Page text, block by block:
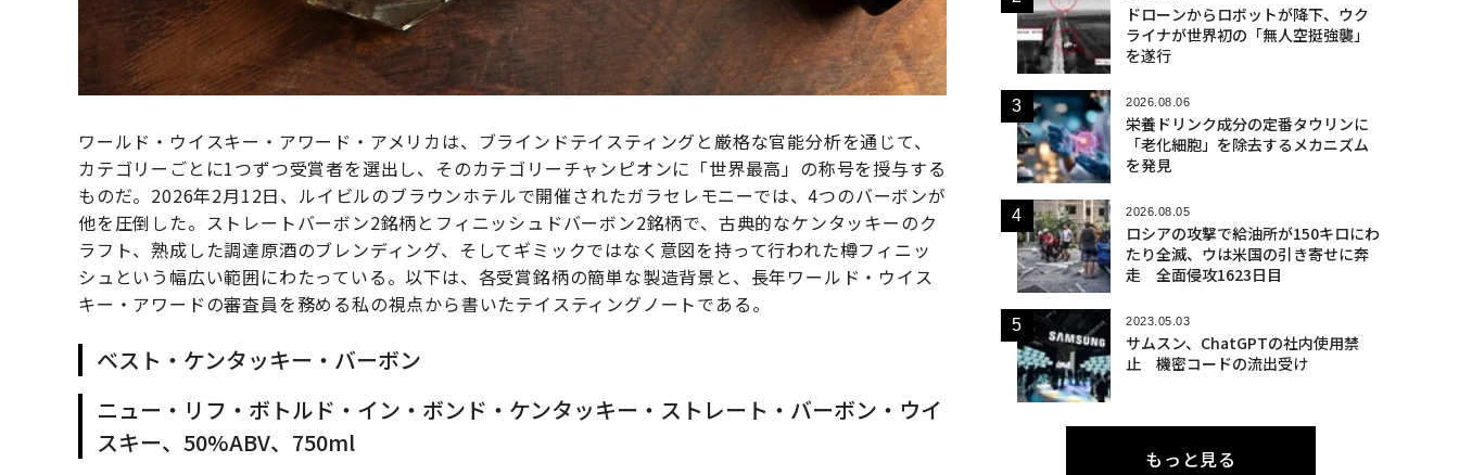
ワールド・ウイスキー・アワード・アメリカは、ブラインドテイスティングと厳格な官能分析を通じて、
カテゴリーごとに1つずつ受賞者を選出し、そのカテゴリーチャンピオンに「世界最高」の称号を授与する
ものだ。2026年2月12日、ルイビルのブラウンホテルで開催されたガラセレモニーでは、4つのバーボンが
他を圧倒した。ストレートバーボン2銘柄とフィニッシュドバーボン2銘柄で、古典的なケンタッキーのク
ラフト、熟成した調達原酒のブレンディング、そしてギミックではなく意図を持って行われた樽フィニッ
シュという幅広い範囲にわたっている。以下は、各受賞銘柄の簡単な製造背景と、長年ワールド・ウイス
キー・アワードの審査員を務める私の視点から書いたテイスティングノートである。
ベスト・ケンタッキー・バーボン
ニュー・リフ・ボトルド・イン・ボンド・ケンタッキー・ストレート・バーボン・ウイ
スキー、50%ABV、750ml
ドローンからロボットが降下、ウク
ライナが世界初の「無人空挺強襲」
を遂行
2026.08.06
栄養ドリンク成分の定番タウリンに
「老化細胞」を除去するメカニズム
を発見
2026.08.05
ロシアの攻撃で給油所が150キロにわ
たり全滅、ウは米国の引き寄せに奔
走 全面侵攻1623日目
2023.05.03
サムスン、ChatGPTの社内使用禁
止 機密コードの流出受け
もっと見る